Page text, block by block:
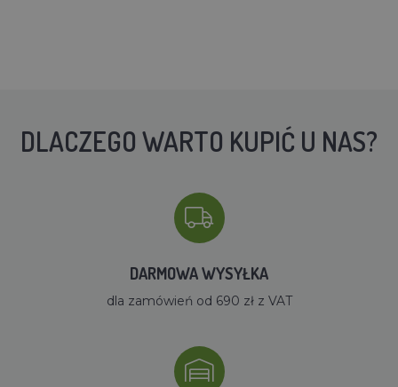
DLACZEGO WARTO KUPIĆ U NAS?
DARMOWA WYSYŁKA
dla zamówień od 690 zł z VAT